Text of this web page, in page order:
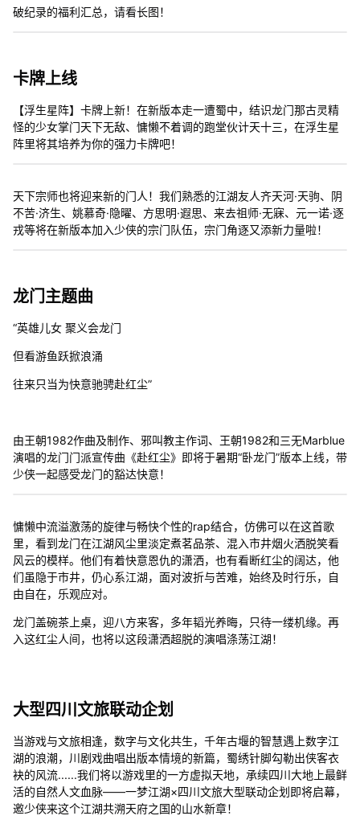
破纪录的福利汇总，请看长图！
卡牌上线
【浮生星阵】卡牌上新！在新版本走一遭蜀中，结识龙门那古灵精
怪的少女掌门天下无敌、慵懒不着调的跑堂伙计天十三，在浮生星
阵里将其培养为你的强力卡牌吧！
天下宗师也将迎来新的门人！我们熟悉的江湖友人齐天河·天驹、阴
不苦·济生、姚慕奇·隐曜、方思明·遐思、来去祖师·无寐、元一诺·逐
戎等将在新版本加入少侠的宗门队伍，宗门角逐又添新力量啦！
龙门主题曲
“英雄儿女 聚义会龙门
但看游鱼跃掀浪涌
往来只当为快意驰骋赴红尘”
由王朝1982作曲及制作、邪叫教主作词、王朝1982和三无Marblue
演唱的龙门门派宣传曲《赴红尘》即将于暑期“卧龙门”版本上线，带
少侠一起感受龙门的豁达快意！
慵懒中流溢激荡的旋律与畅快个性的rap结合，仿佛可以在这首歌
里，看到龙门在江湖风尘里淡定煮茗品茶、混入市井烟火洒脱笑看
风云的模样。他们有着快意恩仇的潇洒，也有看断红尘的阔达，他
们虽隐于市井，仍心系江湖，面对波折与苦难，始终及时行乐，自
由自在，乐观应对。
龙门盖碗茶上桌，迎八方来客，多年韬光养晦，只待一缕机缘。再
入这红尘人间，也将以这段潇洒超脱的演唱涤荡江湖！
大型四川文旅联动企划
当游戏与文旅相逢，数字与文化共生，千年古堰的智慧遇上数字江
湖的浪潮，川剧戏曲唱出版本情境的新篇，蜀绣针脚勾勒出侠客衣
袂的风流......我们将以游戏里的一方虚拟天地，承续四川大地上最鲜
活的自然人文血脉——一梦江湖×四川文旅大型联动企划即将启幕，
邀少侠来这个江湖共溯天府之国的山水新章！